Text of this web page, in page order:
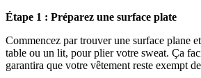
Étape 1 : Préparez une surface plate
Commencez par trouver une surface plane
table ou un lit, pour plier votre sweat. Ça
garantira que votre vêtement reste exempt